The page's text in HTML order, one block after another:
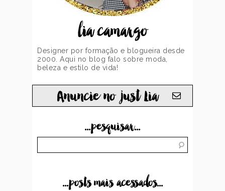
lia camargo
Designer por formação e blogueira desde
2000. Aqui no blog falo sobre moda,
beleza e estilo de vida!
Anuncie no just Lia
...pesquisar...
...posts mais acessados...